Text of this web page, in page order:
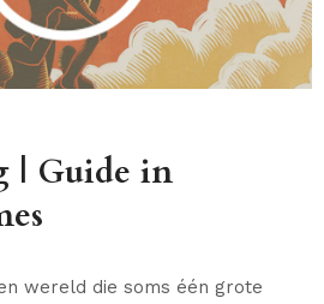
| Guide in
wereld die soms één grote